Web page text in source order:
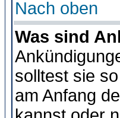
Nach oben
Was sind
solltest sie
am Anfang